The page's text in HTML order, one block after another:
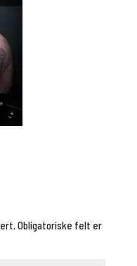
Obligatoriske felt er